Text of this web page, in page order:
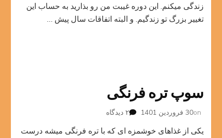
زندگی میکنم. این دوره غیبت من رو بذارید به حساب این
تغییر بزرگ تو زندگیم. و البته اتفاقات سال پیش …
سوپ تره فرنگی
on30 فروردین 1401 ۲ دیدگاه
تره
یکی از غذاهای خوشمزه ای که با تره فرنگی میشه درست